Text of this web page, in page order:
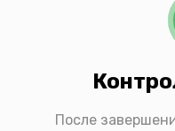
После